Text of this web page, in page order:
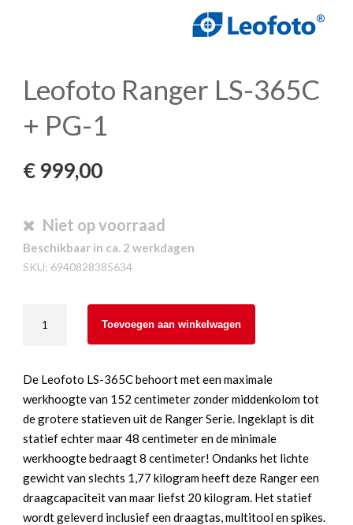
Leofoto Ranger LS-365C
+ PG-1
€ 999,00
Niet op voorraad
Beschikbaar in ca. 2 werkdagen
SKU: 6940828385634
Ranger
365C
PG-
aantal
Toevoegen aan winkelwagen
De Leofoto LS-365C behoort met een maximale
werkhoogte van 152 centimeter zonder middenkolom tot
de grotere statieven uit de Ranger Serie. Ingeklapt is dit
statief echter maar 48 centimeter en de minimale
werkhoogte bedraagt 8 centimeter! Ondanks het lichte
gewicht van slechts 1,77 kilogram heeft deze Ranger een
draagcapaciteit van maar liefst 20 kilogram. Het statief
wordt geleverd inclusief een draagtas, multitool en spikes.